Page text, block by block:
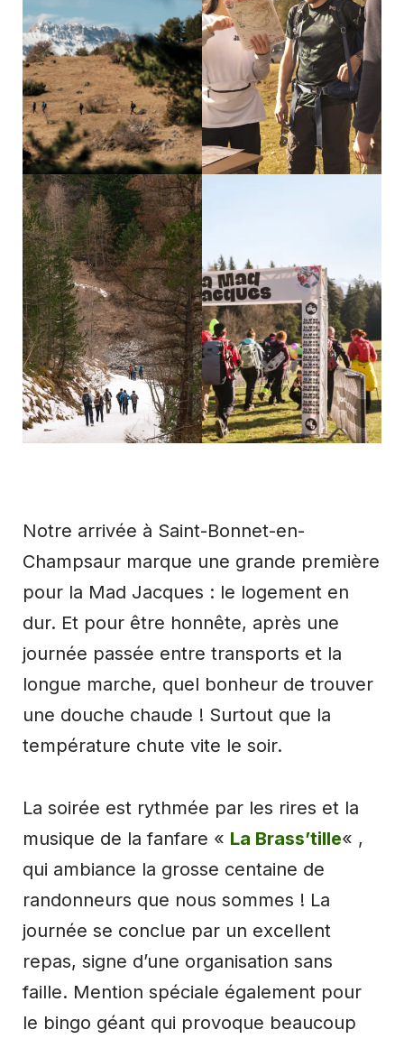
Notre arrivée à Saint-Bonnet-en-
Champsaur marque une grande première
pour la Mad Jacques : le logement en
dur. Et pour être honnête, après une
journée passée entre transports et la
longue marche, quel bonheur de trouver
une douche chaude ! Surtout que la
température chute vite le soir.
La soirée est rythmée par les rires et la
musique de la fanfare « La Brass’tille« ,
qui ambiance la grosse centaine de
randonneurs que nous sommes ! La
journée se conclue par un excellent
repas, signe d’une organisation sans
faille. Mention spéciale également pour
le bingo géant qui provoque beaucoup